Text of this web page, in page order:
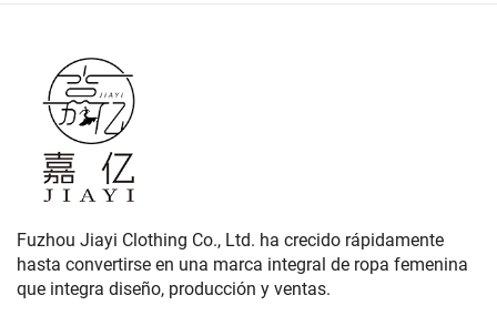
Fuzhou Jiayi Clothing Co., Ltd. ha crecido rápidamente
hasta convertirse en una marca integral de ropa femenina
que integra diseño, producción y ventas.